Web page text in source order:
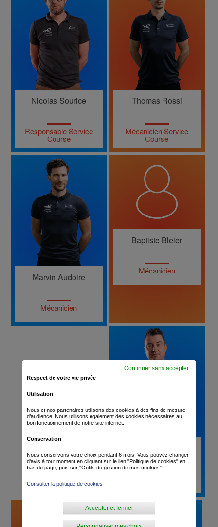
Nicolas Sourice
Responsable Service
Course
Thomas Rossi
Mécanicien Service
Course
Marvin Audoire
Mécanicien
Baptiste Bleier
Mécanicien
Respect de votre vie privée
Utilisation
Nous et nos partenaires utilisons des cookies à des fins de mesure
d’audience. Nous utilisons également des cookies nécessaires au
bon fonctionnement de notre site internet.
Conservation
Nous conservons votre choix pendant 6 mois. Vous pouvez changer
d'avis à tout moment en cliquant sur le lien "Politique de cookies" en
bas de page, puis sur "Outils de gestion de mes cookies".
Consulter la politique de cookies
Accepter et fermer
Continuer sans accepter